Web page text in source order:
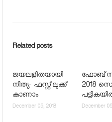
Related posts
ജയലളിതയായി
നിത്യ- ഫസ്റ്റ്‌ലുക്ക്
കാണാം
December 05, 2018
2018
December